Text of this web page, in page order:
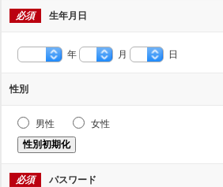
必須 生年月日
年 月 日
性別
男性
女性
性別初期化
必須 パスワード